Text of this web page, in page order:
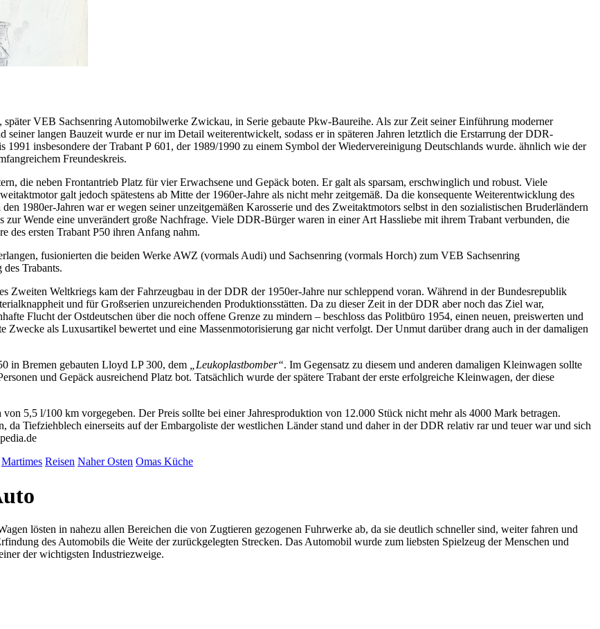
VEB Sachsenring Automobilwerke Zwickau, in Serie gebaute Pkw-Baureihe. Als zur Zeit seiner Einführung moderner
langen Bauzeit wurde er nur im Detail weiterentwickelt, sodass er in späteren Jahren letztlich die Erstarrung der DDR-
insbesondere der Trabant P 601, der 1989/1990 zu einem Symbol der Wiedervereinigung Deutschlands wurde. ähnlich wie der
Freundeskreis.
die neben Frontantrieb Platz für vier Erwachsene und Gepäck boten. Er galt als sparsam, erschwinglich und robust. Viele
galt jedoch spätestens ab Mitte der 1960er-Jahre als nicht mehr zeitgemäß. Da die konsequente Weiterentwicklung des
1980er-Jahren war er wegen seiner unzeitgemäßen Karosserie und des Zweitaktmotors selbst in den sozialistischen Bruderländern
Wende eine unverändert große Nachfrage. Viele DDR-Bürger waren in einer Art Hassliebe mit ihrem Trabant verbunden, die
des ersten Trabant P50 ihren Anfang nahm.
fusionierten die beiden Werke AWZ (vormals Audi) und Sachsenring (vormals Horch) zum VEB Sachsenring
des Trabants.
Zweiten Weltkriegs kam der Fahrzeugbau in der DDR der 1950er-Jahre nur schleppend voran. Während in der Bundesrepublik
und für Großserien unzureichenden Produktionsstätten. Da zu dieser Zeit in der DDR aber noch das Ziel war,
Flucht der Ostdeutschen über die noch offene Grenze zu mindern – beschloss das Politbüro 1954, einen neuen, preiswerten und
als Luxusartikel bewertet und eine Massenmotorisierung gar nicht verfolgt. Der Unmut darüber drang auch in der damaligen
in Bremen gebauten Lloyd LP 300, dem
Leukoplastbomber . Im Gegensatz zu diesem und anderen damaligen Kleinwagen sollte
und Gepäck ausreichend Platz bot. Tatsächlich wurde der spätere Trabant der erste erfolgreiche Kleinwagen, der diese
5,5 l/100 km vorgegeben. Der Preis sollte bei einer Jahresproduktion von 12.000 Stück nicht mehr als 4000 Mark betragen.
Tiefziehblech einerseits auf der Embargoliste der westlichen Länder stand und daher in der DDR relativ rar und teuer war und sich
Martimes Reisen Naher Osten Omas Küche
lösten in nahezu allen Bereichen die von Zugtieren gezogenen Fuhrwerke ab, da sie deutlich schneller sind, weiter fahren und
des Automobils die Weite der zurückgelegten Strecken. Das Automobil wurde zum liebsten Spielzeug der Menschen und
der wichtigsten Industriezweige.